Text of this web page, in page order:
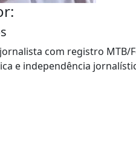
com registro MTB/
e independência